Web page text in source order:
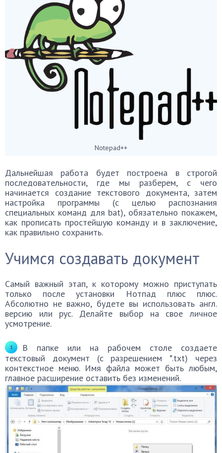
Notepad++
Дальнейшая работа будет построена в строгой
последовательности, где мы разберем, с чего
начинается создание текстового документа, затем
настройка программы (с целью распознания
специальных команд для bat), обязательно покажем,
как прописать простейшую команду и в заключение,
как правильно сохранить.
Учимся создавать документ
Самый важный этап, к которому можно приступать
только после установки Нотпад плюс плюс.
Абсолютно не важно, будете вы использовать англ.
версию или рус. Делайте выбор на свое личное
усмотрение.
В папке или на рабочем столе создаете
текстовый документ (с разрешением *.txt) через
контекстное меню. Имя файла может быть любым,
главное расширение оставить без изменений.